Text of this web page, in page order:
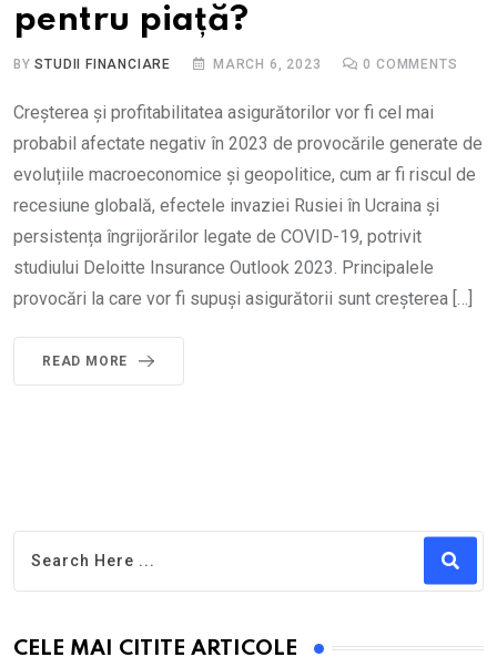
pentru piață?
BYSTUDII FINANCIARE MARCH 6, 2023 0 COMMENTS
Creșterea și profitabilitatea asigurătorilor vor fi cel mai
probabil afectate negativ în 2023 de provocările generate de
evoluțiile macroeconomice și geopolitice, cum ar fi riscul de
recesiune globală, efectele invaziei Rusiei în Ucraina și
persistența îngrijorărilor legate de COVID-19, potrivit
studiului Deloitte Insurance Outlook 2023. Principalele
provocări la care vor fi supuși asigurătorii sunt creșterea […]
READ MORE
CELE MAI CITITE ARTICOLE